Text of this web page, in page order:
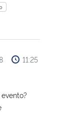
11:25